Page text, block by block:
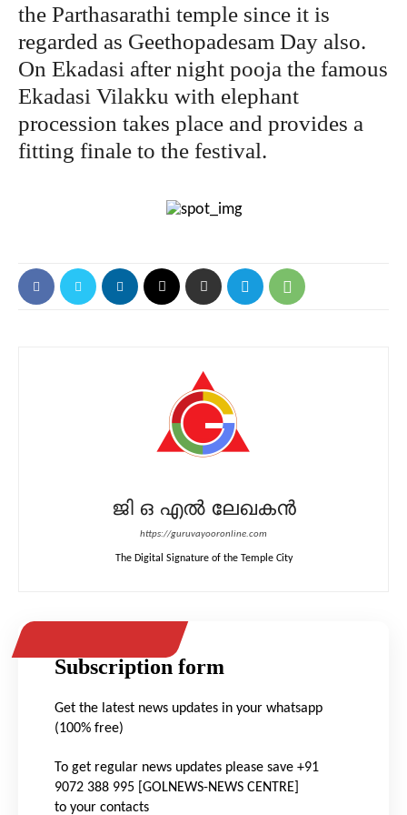
the Parthasarathi temple since it is
regarded as Geethopadesam Day also.
On Ekadasi after night pooja the famous
Ekadasi Vilakku with elephant
procession takes place and provides a
fitting finale to the festival.
ജി ഒ എൽ ലേഖകൻ
https://guruvayooronline.com
The Digital Signature of the Temple City
Subscription form
Get the latest news updates in your whatsapp
(100% free)
To get regular news updates please save +91
9072 388 995 [GOLNEWS-NEWS CENTRE]
to your contacts